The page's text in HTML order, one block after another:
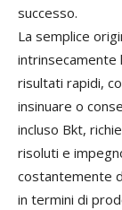
successo.
La semplice
intrinsecamente
risultati rapidi,
insinuare o
incluso Bkt,
risoluti e
costantemente
in termini di